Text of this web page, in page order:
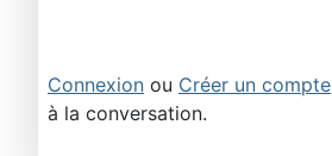
Connexion ou Créer un compte
à la conversation.